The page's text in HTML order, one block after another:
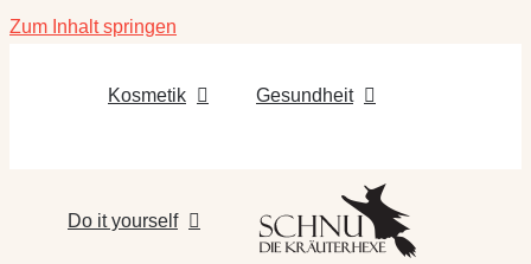
Zum Inhalt springen
Kosmetik Gesundheit
Do it yourself